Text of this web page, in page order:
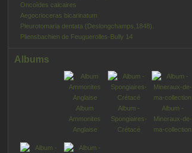
Oncoïdes calcaires
Aegocrioceras bicarinatum
Pleurotomaria dentata (Deslongchamps,1848).
Pliensbachien de Feuguerolles-Bully 14
Albums
Album
Ammonites
Anglaise
Album -
Spongiaires-
Crétacé
Album -
Mineraux-de-
ma-collection